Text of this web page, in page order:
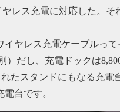
ヤレス充電に対応した。
イヤレス充電ケーブルっ
）だし、充電ドックは
たスタンドにもなる充電
台です。